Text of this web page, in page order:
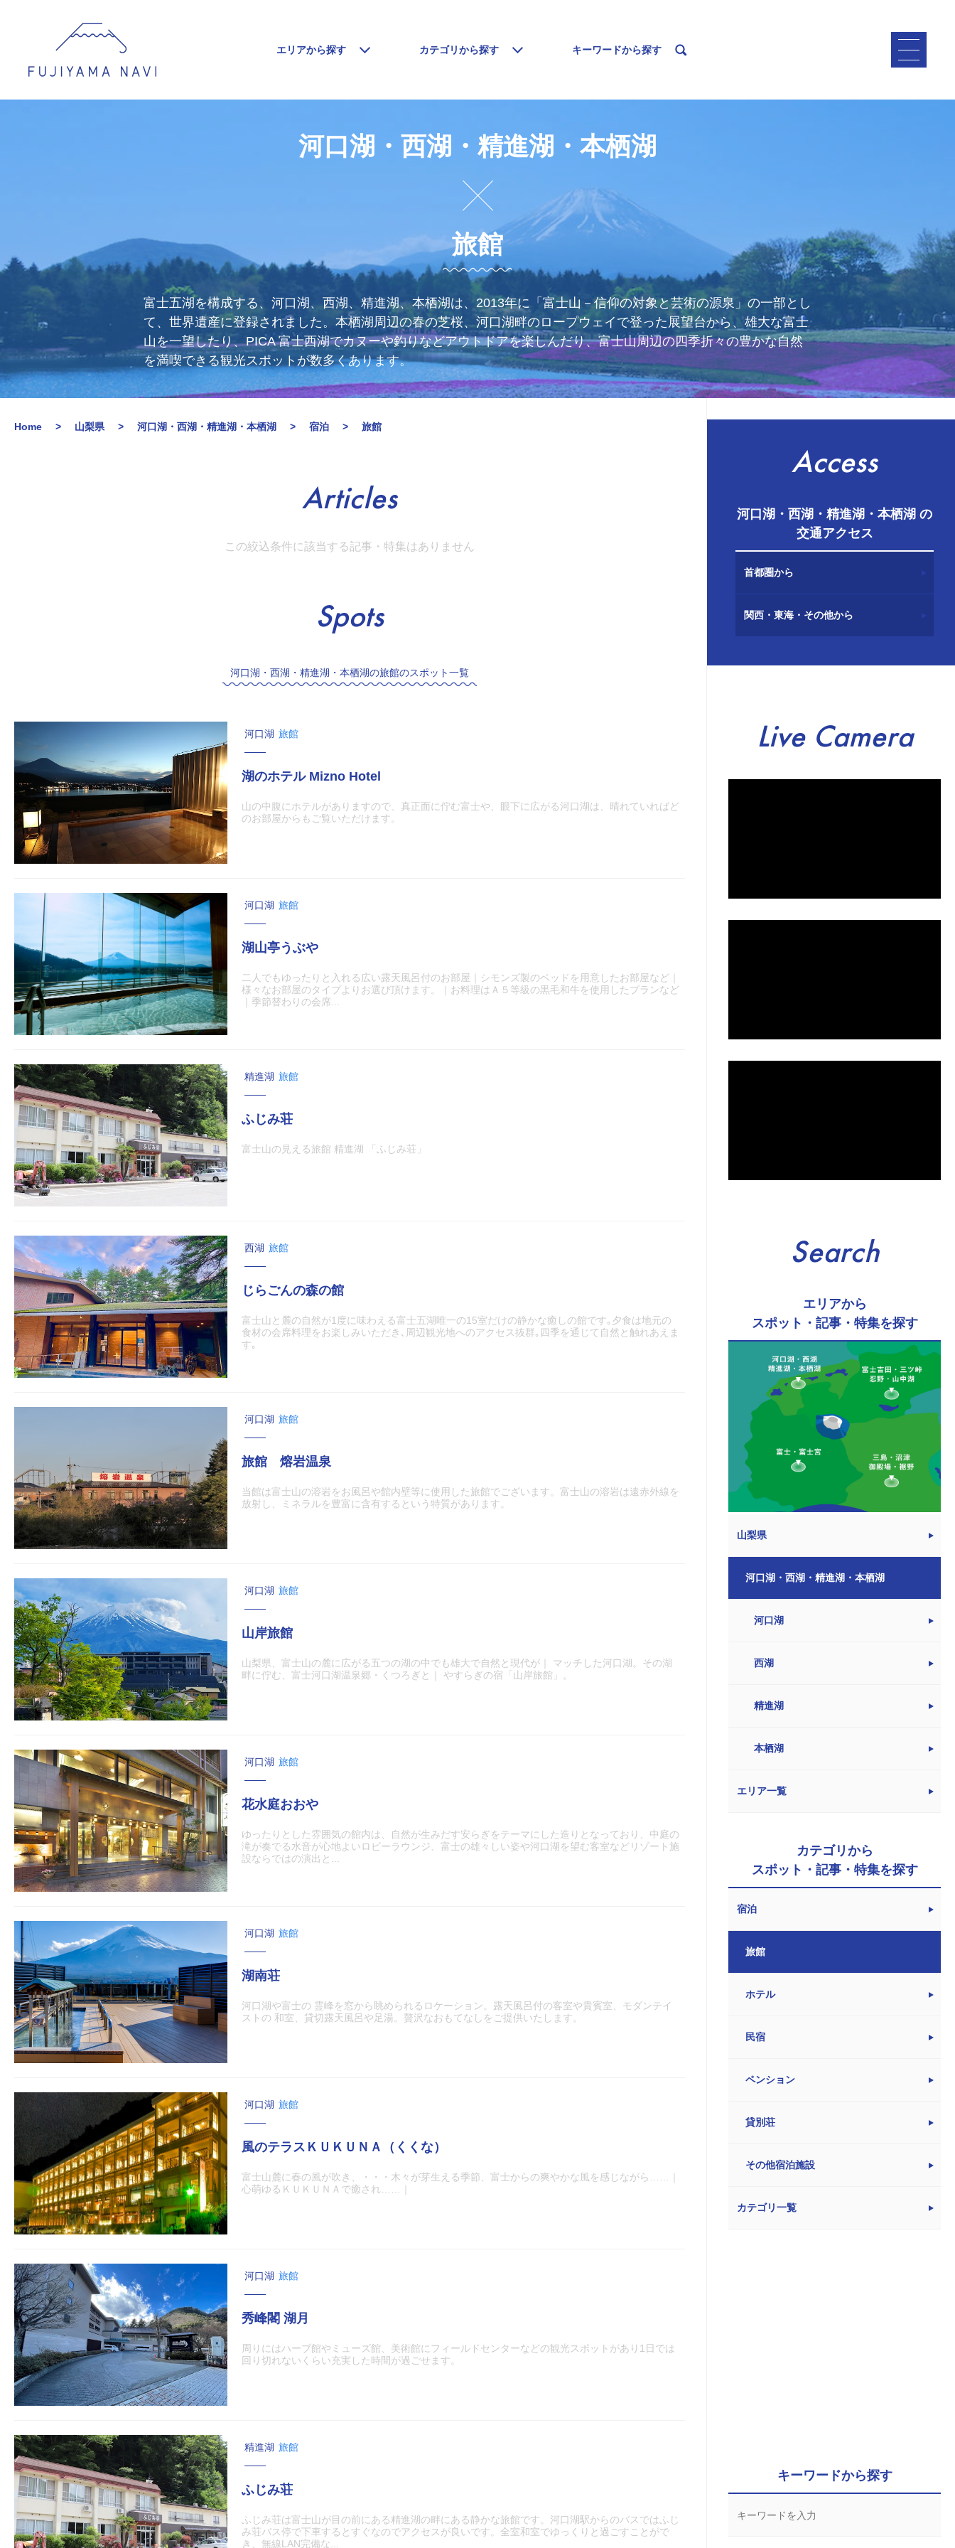
エリアから探す カテゴリから探す キーワードから探す
河口湖・西湖・精進湖・本栖湖
旅館
富士五湖を構成する、河口湖、西湖、精進湖、本栖湖は、2013年に「富士山－信仰の対象と芸術の源泉」の一部とし
て、世界遺産に登録されました。本栖湖周辺の春の芝桜、河口湖畔のロープウェイで登った展望台から、雄大な富士
山を一望したり、PICA 富士西湖でカヌーや釣りなどアウトドアを楽しんだり、富士山周辺の四季折々の豊かな自然
を満喫できる観光スポットが数多くあります。
Home 山梨県 河口湖・西湖・精進湖・本栖湖 宿泊 旅館
Articles
この絞込条件に該当する記事・特集はありません
Spots
河口湖・西湖・精進湖・本栖湖の旅館のスポット一覧
河口湖 旅館
湖のホテル Mizno Hotel
山の中腹にホテルがありますので、真正面に佇む富士や、眼下に広がる河口湖は、晴れていればど
のお部屋からもご覧いただけます。
河口湖 旅館
湖山亭うぶや
二人でもゆったりと入れる広い露天風呂付のお部屋｜シモンズ製のベッドを用意したお部屋など｜
様々なお部屋のタイプよりお選び頂けます。｜お料理はＡ５等級の黒毛和牛を使用したプランなど
｜季節替わりの会席...
精進湖 旅館
ふじみ荘
富士山の見える旅館 精進湖 「ふじみ荘」
西湖 旅館
じらごんの森の館
富士山と麓の自然が1度に味わえる富士五湖唯一の15室だけの静かな癒しの館です｡夕食は地元の
食材の会席料理をお楽しみいただき､周辺観光地へのアクセス抜群｡四季を通じて自然と触れあえま
す｡
河口湖 旅館
旅館 熔岩温泉
当館は富士山の溶岩をお風呂や館内壁等に使用した旅館でございます。富士山の溶岩は遠赤外線を
放射し、ミネラルを豊富に含有するという特質があります。
河口湖 旅館
山岸旅館
山梨県、富士山の麓に広がる五つの湖の中でも雄大で自然と現代が｜ マッチした河口湖。その湖
畔に佇む、富士河口湖温泉郷・くつろぎと｜ やすらぎの宿「山岸旅館」。
河口湖 旅館
花水庭おおや
ゆったりとした雰囲気の館内は、自然が生みだす安らぎをテーマにした造りとなっており、中庭の
滝が奏でる水音が心地よいロビーラウンジ、富士の雄々しい姿や河口湖を望む客室などリゾート施
設ならではの演出と...
河口湖 旅館
湖南荘
河口湖や富士の 霊峰を窓から眺められるロケーション。露天風呂付の客室や貴賓室、モダンテイ
ストの 和室、貸切露天風呂や足湯。贅沢なおもてなしをご提供いたします。
河口湖 旅館
風のテラスＫＵＫＵＮＡ（くくな）
富士山麓に春の風が吹き、・・・木々が芽生える季節、富士からの爽やかな風を感じながら……｜
心萌ゆるＫＵＫＵＮＡで癒され……｜
河口湖 旅館
秀峰閣 湖月
周りにはハーブ館やミューズ館、美術館にフィールドセンターなどの観光スポットがあり1日では
回り切れないくらい充実した時間が過ごせます。
精進湖 旅館
ふじみ荘
ふじみ荘は富士山が目の前にある精進湖の畔にある静かな旅館です。河口湖駅からのバスではふじ
み荘バス停で下車するとすぐなのでアクセスが良いです。全室和室でゆっくりと過ごすことがで
き、無線LAN完備な...
Access
河口湖・西湖・精進湖・本栖湖 の
交通アクセス
首都圏から
関西・東海・その他から
Live Camera
Search
エリアから
スポット・記事・特集を探す
山梨県
河口湖・西湖・精進湖・本栖湖
河口湖
西湖
精進湖
本栖湖
エリア一覧
カテゴリから
スポット・記事・特集を探す
宿泊
旅館
ホテル
民宿
ペンション
貸別荘
その他宿泊施設
カテゴリ一覧
キーワードから探す